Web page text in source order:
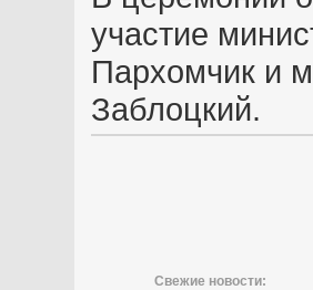
участие
Пархомчик и
Заблоцкий.
Свежие новости: